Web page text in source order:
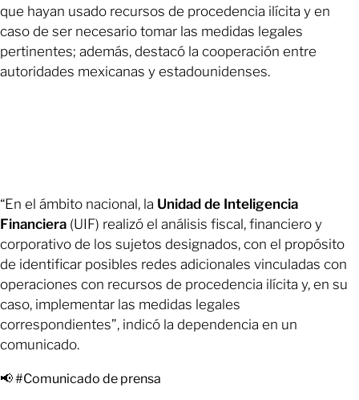
que hayan usado recursos de procedencia ilícita y en
caso de ser necesario tomar las medidas legales
pertinentes; además, destacó la cooperación entre
autoridades mexicanas y estadounidenses.
“En el ámbito nacional, la Unidad de Inteligencia
Financiera (UIF) realizó el análisis fiscal, financiero y
corporativo de los sujetos designados, con el propósito
de identificar posibles redes adicionales vinculadas con
operaciones con recursos de procedencia ilícita y, en su
caso, implementar las medidas legales
correspondientes”, indicó la dependencia en un
comunicado.
📢#Comunicado de prensa